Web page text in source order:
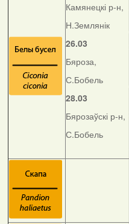
Камянецкі р-н,
Н.Землянік
26.03
Бяроза,
С.Бобель
28.03
Бярозаўскі р-н,
С.Бобель